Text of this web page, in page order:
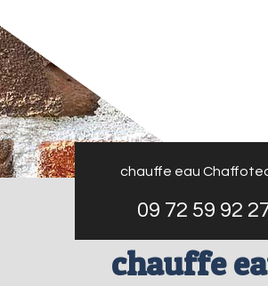
chauffe eau
09 72 59 92
chauffe